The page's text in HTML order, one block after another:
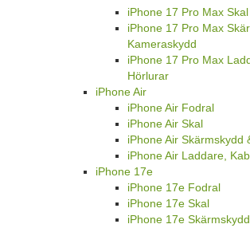
iPhone 17 Pro Max Skal
iPhone 17 Pro Max
Kameraskydd
iPhone 17 Pro Max
Hörlurar
iPhone Air
iPhone Air Fodral
iPhone Air Skal
iPhone Air Skärmskydd
iPhone Air Laddare,
iPhone 17e
iPhone 17e Fodral
iPhone 17e Skal
iPhone 17e